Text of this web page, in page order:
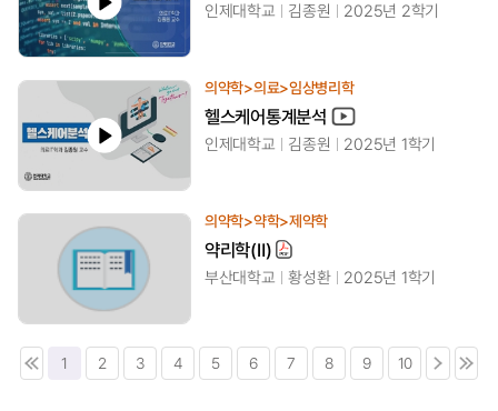
인제대학교 김종원 2025년 2학기
의약학>의료>임상병리학
헬스케어통계분석
인제대학교 김종원 2025년 1학기
의약학>약학>제약학
약리학(Ⅱ)
부산대학교 황성환 2025년 1학기
1 2 3 4 5 6 7 8 9 10